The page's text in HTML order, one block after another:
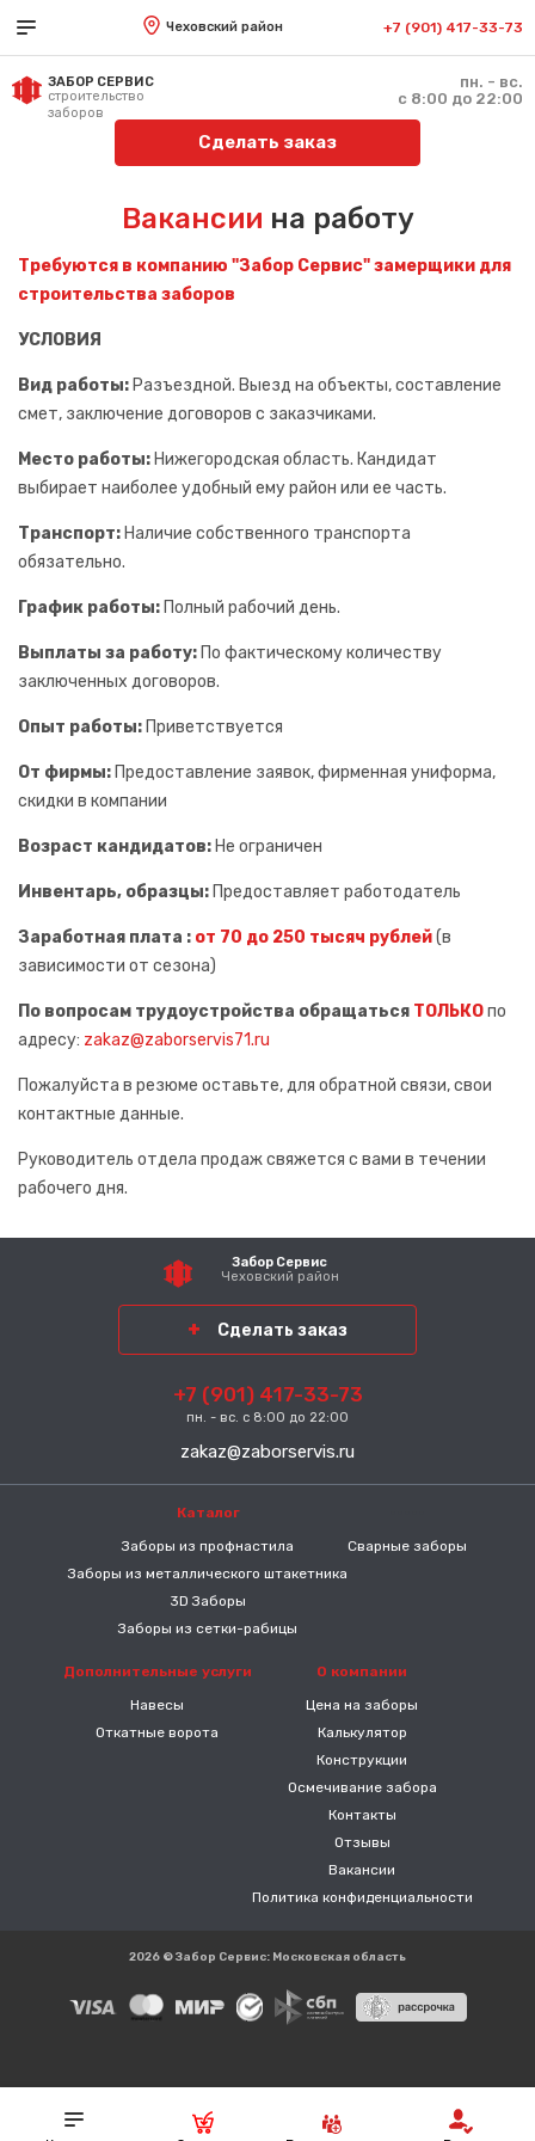
Чеховский район +7 (901) 417-33-73
ЗАБОР СЕРВИС
строительство
заборов
пн. - вс.
с 8:00 до 22:00
Сделать заказ
Вакансии на работу
Требуются в компанию "Забор Сервис" замерщики для
строительства заборов
УСЛОВИЯ
Вид работы: Разъездной. Выезд на объекты, составление
смет, заключение договоров с заказчиками.
Место работы: Нижегородская область. Кандидат
выбирает наиболее удобный ему район или ее часть.
Транспорт: Наличие собственного транспорта
обязательно.
График работы: Полный рабочий день.
Выплаты за работу: По фактическому количеству
заключенных договоров.
Опыт работы: Приветствуется
От фирмы: Предоставление заявок, фирменная униформа,
скидки в компании
Возраст кандидатов: Не ограничен
Инвентарь, образцы: Предоставляет работодатель
Заработная плата : от 70 до 250 тысяч рублей(в
зависимости от сезона)
По вопросам трудоустройства обращаться ТОЛЬКОпо
адресу: zakaz@zaborservis71.ru
Пожалуйста в резюме оставьте, для обратной связи, свои
контактные данные.
Руководитель отдела продаж свяжется с вами в течении
рабочего дня.
Забор Сервис
Чеховский район
Сделать заказ
+7 (901) 417-33-73
пн. - вс. с 8:00 до 22:00
zakaz@zaborservis.ru
Каталог
Заборы из профнастила
Заборы из металлического штакетника
3D Заборы
Заборы из сетки-рабицы
Сварные заборы
Дополнительные услуги
Навесы
Откатные ворота
О компании
Цена на заборы
Калькулятор
Конструкции
Осмечивание забора
Контакты
Отзывы
Вакансии
Политика конфиденциальности
2026 © Забор Сервис: Московская область
Реквизиты:
ИП Власов А.В. ИНН 710605043904 ОГРНИП
Сообщение успешно
Спасибо за обращение, наш специалист свяжется с